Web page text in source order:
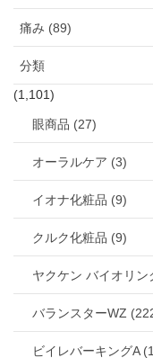
痛み (89)
分類
(1,101)
眼商品 (27)
オーラルケア (3)
イオナ化粧品 (9)
クルク化粧品 (9)
ヤクケン バイオリン
バランスターWZ
ビイレバーキングA